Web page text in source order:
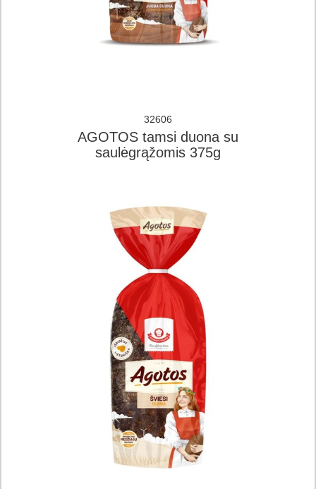
32606
AGOTOS tamsi duona su
saulėgrąžomis 375g